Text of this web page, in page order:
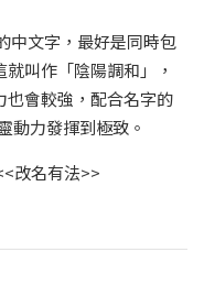
中文字，最好是同時包
叫作「陰陽調和」，
也會較強，配合名字的
動力發揮到極致。
改名有法>>